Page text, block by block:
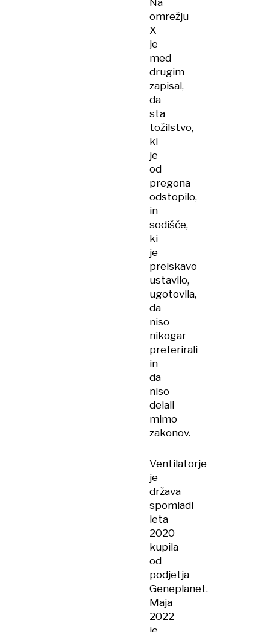
Na
omrežju
X
je
med
drugim
zapisal,
da
sta
tožilstvo,
ki
je
od
pregona
odstopilo,
in
sodišče,
ki
je
preiskavo
ustavilo,
ugotovila,
da
niso
nikogar
preferirali
in
da
niso
delali
mimo
zakonov.
Ventilatorje
je
država
spomladi
leta
2020
kupila
od
podjetja
Geneplanet.
Maja
2022